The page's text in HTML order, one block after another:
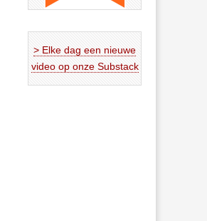
> Elke dag een nieuwe
video op onze Substack